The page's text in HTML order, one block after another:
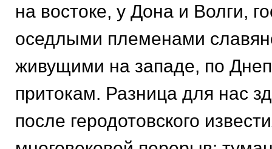
на востоке, у Дона и Волги,
оседлыми племенами
живущими на западе, по
притокам. Разница для нас
после геродотовского